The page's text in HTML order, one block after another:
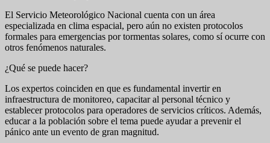
El Servicio Meteorológico Nacional cuenta con un área
especializada en clima espacial, pero aún no existen protocolos
formales para emergencias por tormentas solares, como sí ocurre con
otros fenómenos naturales.
¿Qué se puede hacer?
Los expertos coinciden en que es fundamental invertir en
infraestructura de monitoreo, capacitar al personal técnico y
establecer protocolos para operadores de servicios críticos. Además,
educar a la población sobre el tema puede ayudar a prevenir el
pánico ante un evento de gran magnitud.